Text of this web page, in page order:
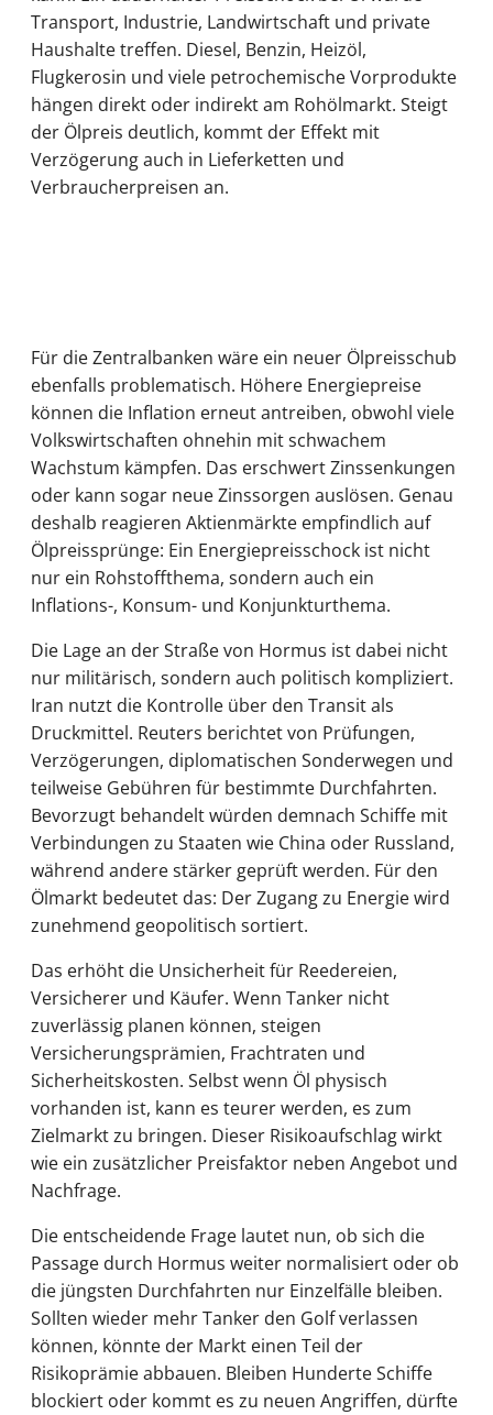
Transport, Industrie, Landwirtschaft und private
Haushalte treffen. Diesel, Benzin, Heizöl,
Flugkerosin und viele petrochemische Vorprodukte
hängen direkt oder indirekt am Rohölmarkt. Steigt
der Ölpreis deutlich, kommt der Effekt mit
Verzögerung auch in Lieferketten und
Verbraucherpreisen an.
Für die Zentralbanken wäre ein neuer Ölpreisschub
ebenfalls problematisch. Höhere Energiepreise
können die Inflation erneut antreiben, obwohl viele
Volkswirtschaften ohnehin mit schwachem
Wachstum kämpfen. Das erschwert Zinssenkungen
oder kann sogar neue Zinssorgen auslösen. Genau
deshalb reagieren Aktienmärkte empfindlich auf
Ölpreissprünge: Ein Energiepreisschock ist nicht
nur ein Rohstoffthema, sondern auch ein
Inflations-, Konsum- und Konjunkturthema.
Die Lage an der Straße von Hormus ist dabei nicht
nur militärisch, sondern auch politisch kompliziert.
Iran nutzt die Kontrolle über den Transit als
Druckmittel. Reuters berichtet von Prüfungen,
Verzögerungen, diplomatischen Sonderwegen und
teilweise Gebühren für bestimmte Durchfahrten.
Bevorzugt behandelt würden demnach Schiffe mit
Verbindungen zu Staaten wie China oder Russland,
während andere stärker geprüft werden. Für den
Ölmarkt bedeutet das: Der Zugang zu Energie wird
zunehmend geopolitisch sortiert.
Das erhöht die Unsicherheit für Reedereien,
Versicherer und Käufer. Wenn Tanker nicht
zuverlässig planen können, steigen
Versicherungsprämien, Frachtraten und
Sicherheitskosten. Selbst wenn Öl physisch
vorhanden ist, kann es teurer werden, es zum
Zielmarkt zu bringen. Dieser Risikoaufschlag wirkt
wie ein zusätzlicher Preisfaktor neben Angebot und
Nachfrage.
Die entscheidende Frage lautet nun, ob sich die
Passage durch Hormus weiter normalisiert oder ob
die jüngsten Durchfahrten nur Einzelfälle bleiben.
Sollten wieder mehr Tanker den Golf verlassen
können, könnte der Markt einen Teil der
Risikoprämie abbauen. Bleiben Hunderte Schiffe
blockiert oder kommt es zu neuen Angriffen, dürfte